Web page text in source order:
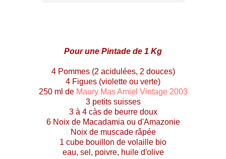
Pour une Pintade de 1 Kg
4 Pommes (2 acidulées, 2 douces)
4 Figues (violette ou verte)
250 ml deMaury Mas Amiel Vintage 2003
3 petits suisses
3 à 4 càs de beurre doux
6 Noix de Macadamia ou d'Amazonie
Noix de muscade râpée
1 cube bouillon de volaille bio
eau, sel, poivre, huile d'olive